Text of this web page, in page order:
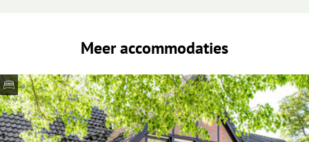
Meer accommodaties